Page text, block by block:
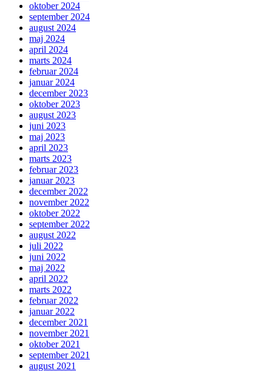
oktober 2024
september 2024
august 2024
maj 2024
april 2024
marts 2024
februar 2024
januar 2024
december 2023
oktober 2023
august 2023
juni 2023
maj 2023
april 2023
marts 2023
februar 2023
januar 2023
december 2022
november 2022
oktober 2022
september 2022
august 2022
juli 2022
juni 2022
maj 2022
april 2022
marts 2022
februar 2022
januar 2022
december 2021
november 2021
oktober 2021
september 2021
august 2021